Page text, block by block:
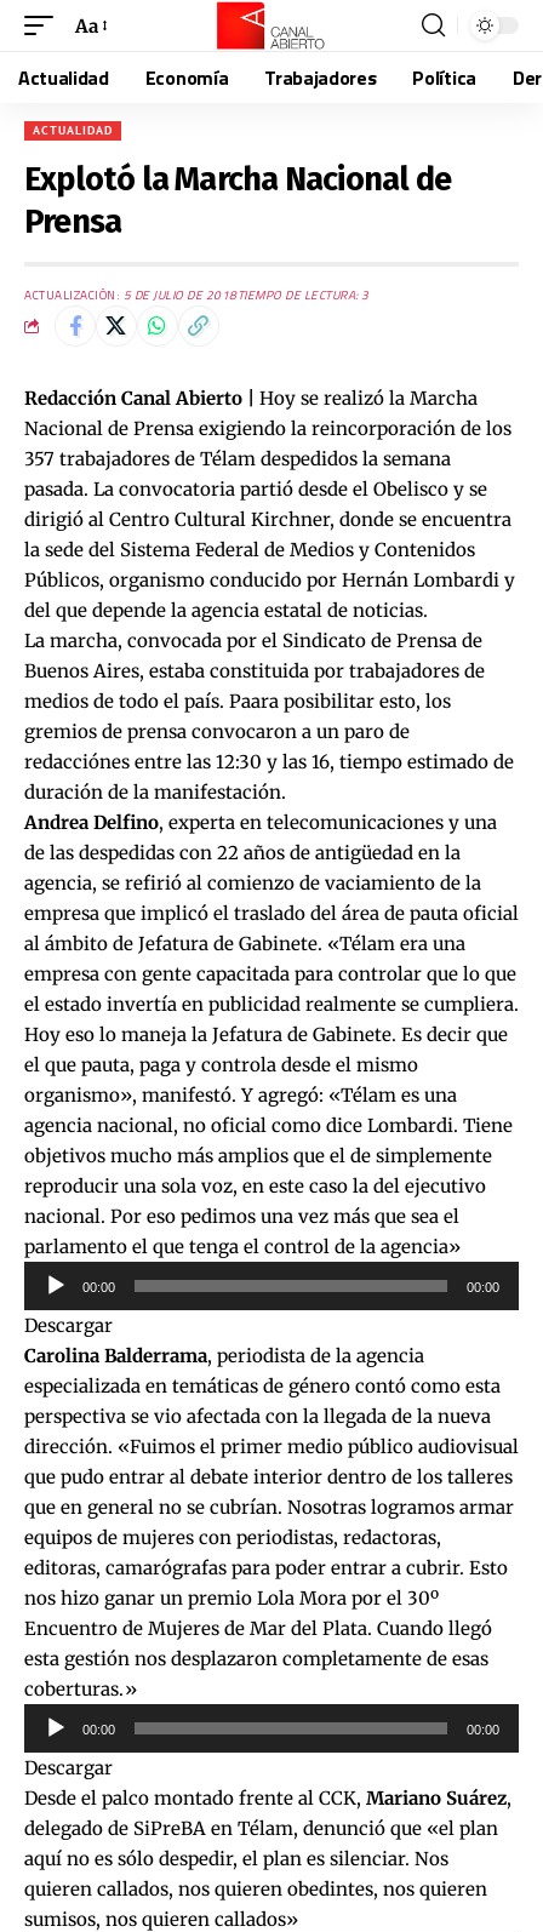
Aa
Actualidad Economía Trabajadores Política
ACTUALIDAD
Explotó la Marcha Nacional de
Prensa
ACTUALIZACIÓN: 5 DE JULIO DE 2018TIEMPO DE LECTURA: 3
Redacción Canal Abierto |
Hoy se realizó la Marcha
Nacional de Prensa exigiendo la reincorporación de los
357 trabajadores de Télam despedidos la semana
pasada. La convocatoria partió desde el Obelisco y se
dirigió al Centro Cultural Kirchner, donde se encuentra
la sede del Sistema Federal de Medios y Contenidos
Públicos, organismo conducido por Hernán Lombardi y
del que depende la agencia estatal de noticias.
La marcha, convocada por el Sindicato de Prensa de
Buenos Aires, estaba constituida por trabajadores de
medios de todo el país. Paara posibilitar esto, los
gremios de prensa convocaron a un paro de
redacciónes entre las 12:30 y las 16, tiempo estimado de
duración de la manifestación.
Andrea Delfino, experta en telecomunicaciones y una
de las despedidas con 22 años de antigüedad en la
agencia, se refirió al comienzo de vaciamiento de la
empresa que implicó el traslado del área de pauta oficial
al ámbito de Jefatura de Gabinete. «Télam era una
empresa con gente capacitada para controlar que lo que
el estado invertía en publicidad realmente se cumpliera.
Hoy eso lo maneja la Jefatura de Gabinete. Es decir que
el que pauta, paga y controla desde el mismo
organismo», manifestó. Y agregó: «Télam es una
agencia nacional, no oficial como dice Lombardi. Tiene
objetivos mucho más amplios que el de simplemente
reproducir una sola voz, en este caso la del ejecutivo
nacional. Por eso pedimos una vez más que sea el
parlamento el que tenga el control de la agencia»
Reproductor
de
audio
00:00 00:00
Descargar
Carolina Balderrama, periodista de la agencia
especializada en temáticas de género contó como esta
perspectiva se vio afectada con la llegada de la nueva
dirección. «Fuimos el primer medio público audiovisual
que pudo entrar al debate interior dentro de los talleres
que en general no se cubrían. Nosotras logramos armar
equipos de mujeres con periodistas, redactoras,
editoras, camarógrafas para poder entrar a cubrir. Esto
nos hizo ganar un premio Lola Mora por el 30º
Encuentro de Mujeres de Mar del Plata. Cuando llegó
esta gestión nos desplazaron completamente de esas
coberturas.»
Reproductor
de
audio
00:00 00:00
Descargar
Desde el palco montado frente al CCK, Mariano Suárez,
delegado de SiPreBA en Télam, denunció que «el plan
aquí no es sólo despedir, el plan es silenciar. Nos
quieren callados, nos quieren obedintes, nos quieren
sumisos, nos quieren callados»